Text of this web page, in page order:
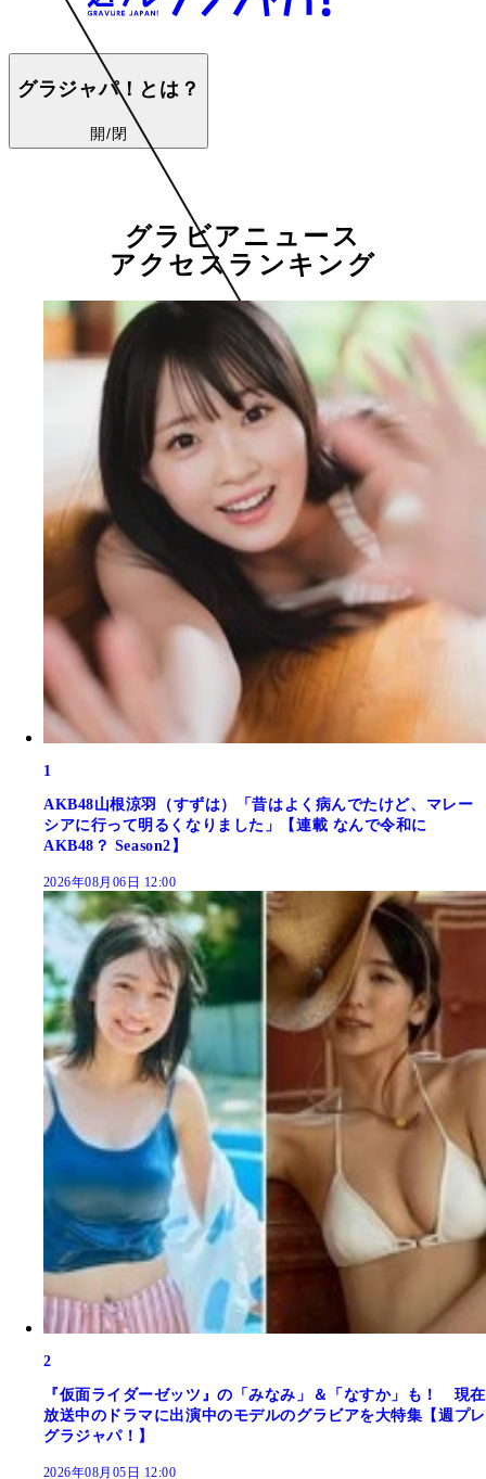
グラジャパ！とは？
開/閉
グラビアニュース
アクセスランキング
1
AKB48山根涼羽（すずは）「昔はよく病んでたけど、マレー
シアに行って明るくなりました」【連載 なんで令和に
AKB48？ Season2】
2026年08月06日 12:00
2
『仮面ライダーゼッツ』の「みなみ」＆「なすか」も！ 現在
放送中のドラマに出演中のモデルのグラビアを大特集【週プレ
グラジャパ！】
2026年08月05日 12:00